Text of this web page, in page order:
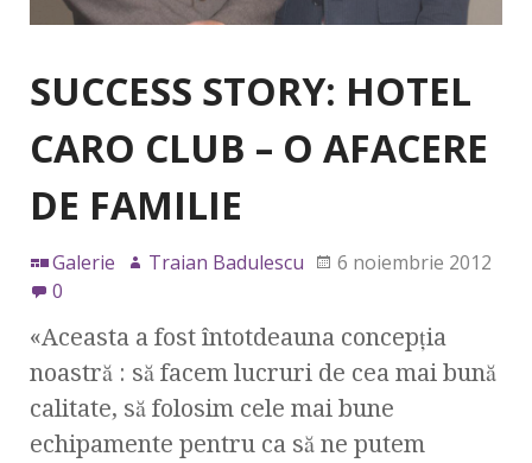
SUCCESS STORY: HOTEL
CARO CLUB – O AFACERE
DE FAMILIE
Galerie Traian Badulescu
6 noiembrie 2012
0
«Aceasta a fost întotdeauna concepţia
noastră : să facem lucruri de cea mai bună
calitate, să folosim cele mai bune
echipamente pentru ca să ne putem